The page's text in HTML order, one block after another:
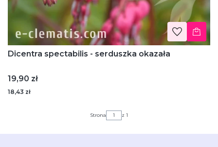
Dicentra spectabilis - serduszka okazała
Cena
19,90 zł
18,43 zł
Strona z 1